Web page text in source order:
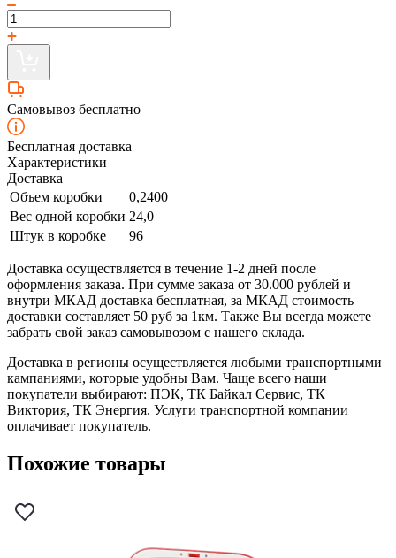
Самовывоз бесплатно
Бесплатная доставка
Характеристики
Доставка
Объем коробки
0,2400
Вес одной коробки 24,0
Штук в коробке
96
Доставка осуществляется в течение 1-2 дней после
оформления заказа. При сумме заказа от 30.000 рублей и
внутри МКАД доставка бесплатная, за МКАД стоимость
доставки составляет 50 руб за 1км. Также Вы всегда можете
забрать свой заказ самовывозом с нашего склада.
Доставка в регионы осуществляется любыми транспортными
кампаниями, которые удобны Вам. Чаще всего наши
покупатели выбирают: ПЭК, ТК Байкал Сервис, ТК
Виктория, ТК Энергия. Услуги транспортной компании
оплачивает покупатель.
Похожие товары